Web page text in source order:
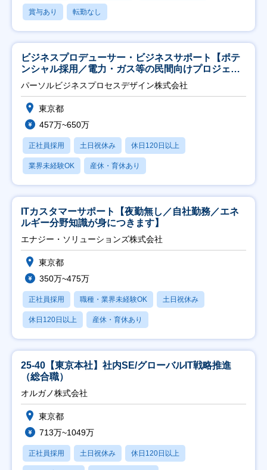
賞与あり 転勤なし
ビジネスプロデューサー・ビジネスサポート【ポテ
ンシャル採用／電力・ガス等の民間向けプロジェク
ト推進】
パーソルビジネスプロセスデザイン株式会社
東京都
457万~650万
正社員採用 土日祝休み 休日120日以上
業界未経験OK 産休・育休あり
ITカスタマーサポート【夜勤無し／自社勤務／エネ
ルギー分野知識が身につきます】
エナジー・ソリューションズ株式会社
東京都
350万~475万
正社員採用 職種・業界未経験OK 土日祝休み
休日120日以上 産休・育休あり
25-40【東京本社】社内SE/グローバルIT戦略推進
（総合職）
オルガノ株式会社
東京都
713万~1049万
正社員採用 土日祝休み 休日120日以上